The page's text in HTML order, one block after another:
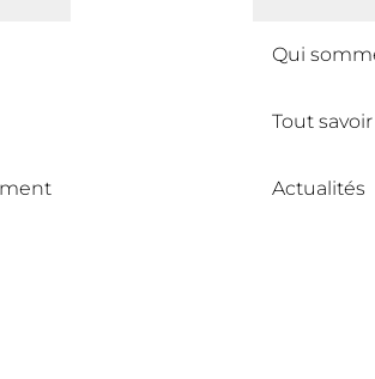
Qui
Tout
Actualités